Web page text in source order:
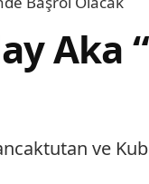
Aka
ve